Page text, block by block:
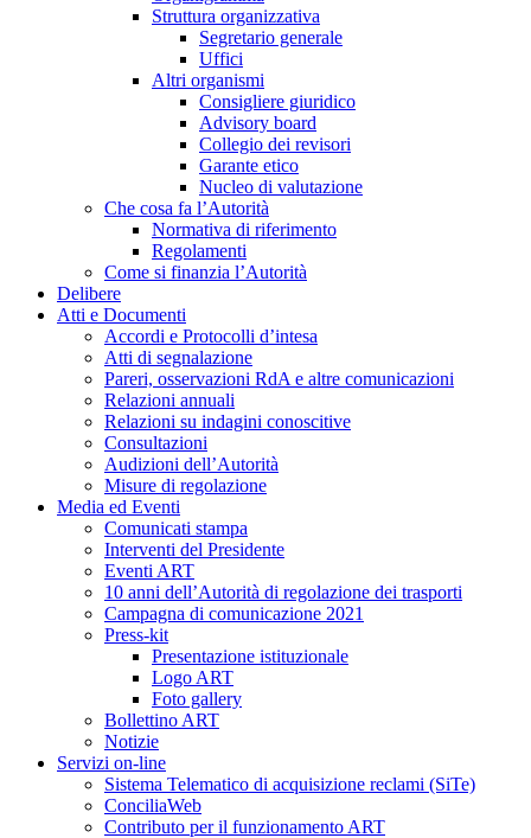
Struttura organizzativa
Segretario generale
Uffici
Altri organismi
Consigliere giuridico
Advisory board
Collegio dei revisori
Garante etico
Nucleo di valutazione
Che cosa fa l’Autorità
Normativa di riferimento
Regolamenti
Come si finanzia l’Autorità
Delibere
Atti e Documenti
Accordi e Protocolli d’intesa
Atti di segnalazione
Pareri, osservazioni RdA e altre comunicazioni
Relazioni annuali
Relazioni su indagini conoscitive
Consultazioni
Audizioni dell’Autorità
Misure di regolazione
Media ed Eventi
Comunicati stampa
Interventi del Presidente
Eventi ART
10 anni dell’Autorità di regolazione dei trasporti
Campagna di comunicazione 2021
Press-kit
Presentazione istituzionale
Logo ART
Foto gallery
Bollettino ART
Notizie
Servizi on-line
Sistema Telematico di acquisizione reclami (SiTe)
ConciliaWeb
Contributo per il funzionamento ART